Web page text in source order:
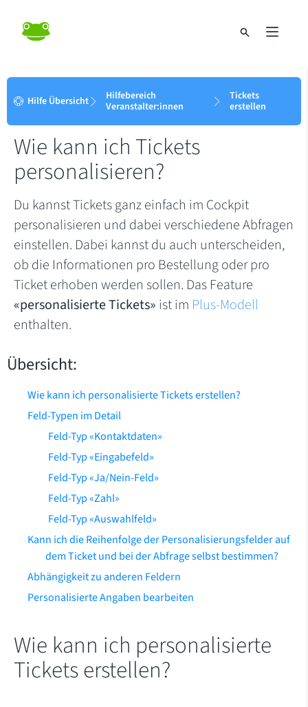
Hilfe Übersicht
Hilfebereich
Veranstalter:innen
Tickets
erstellen
Wie kann ich Tickets
personalisieren?
Du kannst Tickets ganz einfach im Cockpit
personalisieren und dabei verschiedene Abfragen
einstellen. Dabei kannst du auch unterscheiden,
ob die Informationen pro Bestellung oder pro
Ticket erhoben werden sollen. Das Feature
«personalisierte Tickets» ist im Plus-Modell
enthalten.
Übersicht:
Wie kann ich personalisierte Tickets erstellen?
Feld-Typen im Detail
Feld-Typ «Kontaktdaten»
Feld-Typ «Eingabefeld»
Feld-Typ «Ja/Nein-Feld»
Feld-Typ «Zahl»
Feld-Typ «Auswahlfeld»
Kann ich die Reihenfolge der Personalisierungsfelder auf
dem Ticket und bei der Abfrage selbst bestimmen?
Abhängigkeit zu anderen Feldern
Personalisierte Angaben bearbeiten
Wie kann ich personalisierte
Tickets erstellen?